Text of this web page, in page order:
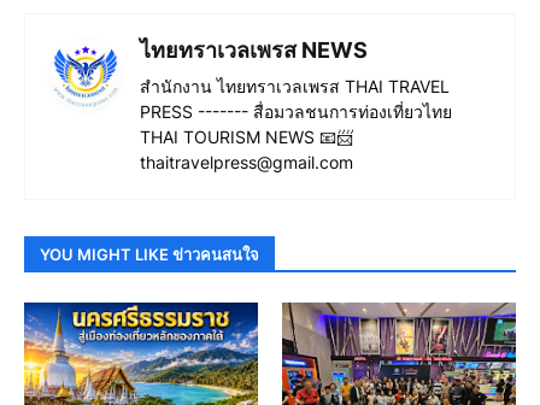
ไทยทราเวลเพรส NEWS
สำนักงาน ไทยทราเวลเพรส THAI TRAVEL
PRESS ------- สื่อมวลชนการท่องเที่ยวไทย
THAI TOURISM NEWS 📧📨
thaitravelpress@gmail.com
YOU MIGHT LIKE ข่าวคนสนใจ